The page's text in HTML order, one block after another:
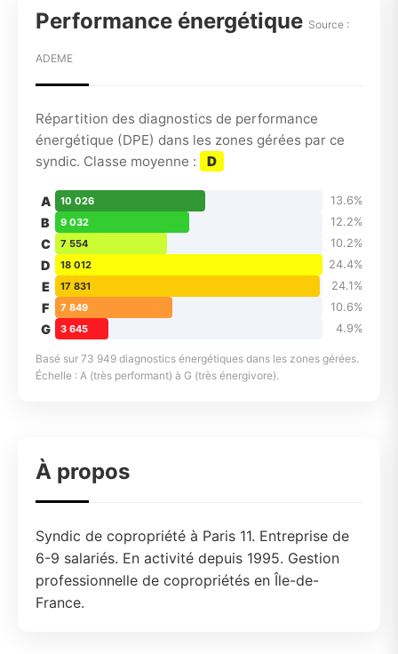
Performance énergétique Source :
ADEME
Répartition des diagnostics de performance
énergétique (DPE) dans les zones gérées par ce
syndic. Classe moyenne :
D
A 10 026 13.6%
B 9 032 12.2%
C 7 554 10.2%
D 18 012 24.4%
E 17 831 24.1%
F 7 849 10.6%
G 3 645 4.9%
Basé sur 73 949 diagnostics énergétiques dans les zones gérées.
Échelle : A (très performant) à G (très énergivore).
À propos
Syndic de copropriété à Paris 11. Entreprise de
6-9 salariés. En activité depuis 1995. Gestion
professionnelle de copropriétés en Île-de-
France.